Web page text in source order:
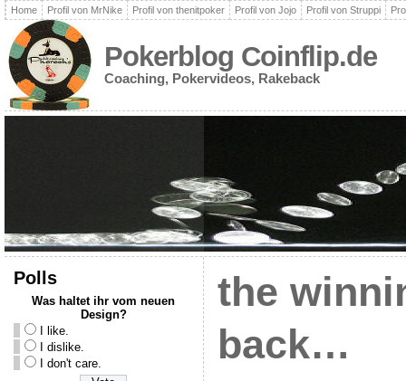
Home Profil von MrNike Profil von thenitpoker Profil von Jojo Profil von Struppi
Pokerblog Coinflip.de
Coaching, Pokervideos, Rakeback
Polls
Was haltet ihr vom neuen
Design?
I like.
I dislike.
I don't care.
the
back…